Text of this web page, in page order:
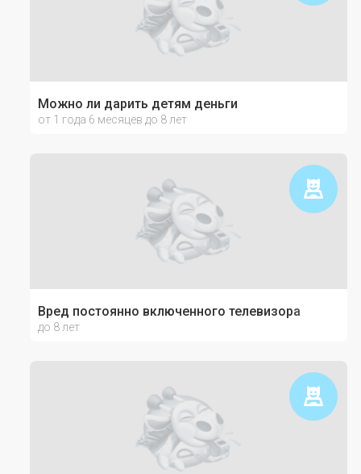
Можно ли дарить детям деньги
от 1 года 6 месяцев до 8 лет
Вред постоянно включенного телевизора
до 8 лет